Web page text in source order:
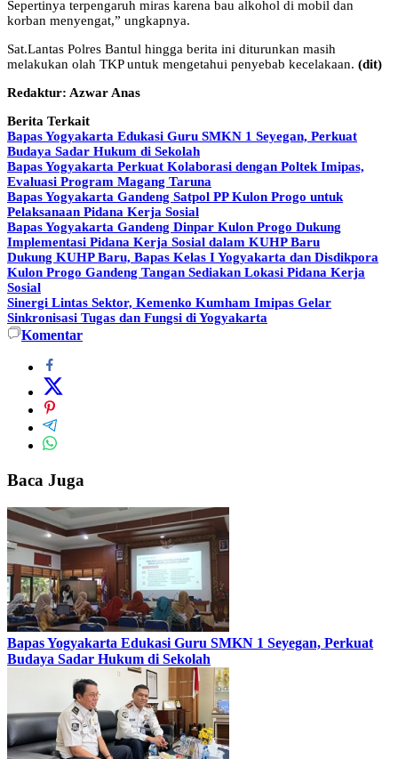
Sepertinya terpengaruh miras karena bau alkohol di mobil dan
korban menyengat,” ungkapnya.
Sat.Lantas Polres Bantul hingga berita ini diturunkan masih
melakukan olah TKP untuk mengetahui penyebab kecelakaan. (dit)
Redaktur: Azwar Anas
Berita Terkait
Bapas Yogyakarta Edukasi Guru SMKN 1 Seyegan, Perkuat
Budaya Sadar Hukum di Sekolah
Bapas Yogyakarta Perkuat Kolaborasi dengan Poltek Imipas,
Evaluasi Program Magang Taruna
Bapas Yogyakarta Gandeng Satpol PP Kulon Progo untuk
Pelaksanaan Pidana Kerja Sosial
Bapas Yogyakarta Gandeng Dinpar Kulon Progo Dukung
Implementasi Pidana Kerja Sosial dalam KUHP Baru
Dukung KUHP Baru, Bapas Kelas I Yogyakarta dan Disdikpora
Kulon Progo Gandeng Tangan Sediakan Lokasi Pidana Kerja
Sosial
Sinergi Lintas Sektor, Kemenko Kumham Imipas Gelar
Sinkronisasi Tugas dan Fungsi di Yogyakarta
Komentar
Baca Juga
Bapas Yogyakarta Edukasi Guru SMKN 1 Seyegan, Perkuat
Budaya Sadar Hukum di Sekolah